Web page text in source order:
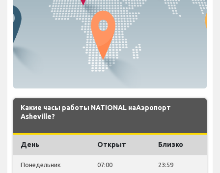
Какие часы работы NATIONAL наАэропорт
Asheville?
День Открыт Близко
Понедельник 07:00 23:59